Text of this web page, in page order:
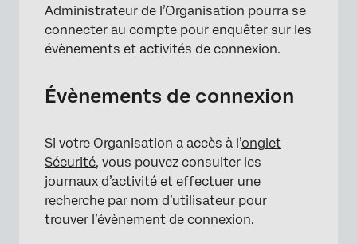
Administrateur de l’Organisation pourra se
connecter au compte pour enquêter sur les
évènements et activités de connexion.
Évènements de connexion
Si votre Organisation a accès à l’onglet
Sécurité, vous pouvez consulter les
journaux d’activité et effectuer une
recherche par nom d’utilisateur pour
trouver l’évènement de connexion.